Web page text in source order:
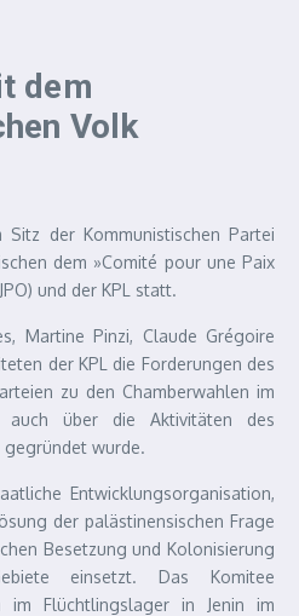
dem
Volk
der Kommunistischen Partei
dem »Comité pour une Paix
und der KPL statt.
Martine Pinzi, Claude Grégoire
der KPL die Forderungen des
zu den Chamberwahlen im
auch über die Aktivitäten des
gegründet wur­de.
Entwicklungsorganisation,
der palästinensischen Frage
Besetzung und Kolonisierung
einsetzt. Das Komitee
im Flüchtlingslager in Jenin im